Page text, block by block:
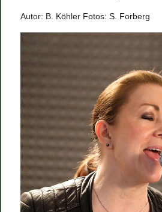
Autor: B. Köhler Fotos: S. Forberg